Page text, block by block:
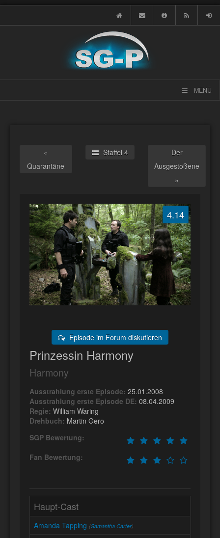
MENÜ
«
Quarantäne
Staffel 4
Der
Ausgestoßene
»
4.14
Episode im Forum diskutieren
Prinzessin Harmony
Harmony
Ausstrahlung erste Episode: 25.01.2008
Ausstrahlung erste Episode DE: 08.04.2009
Regie: William Waring
Drehbuch: Martin Gero
SGP Bewertung:
Fan Bewertung:
Haupt-Cast
Amanda Tapping (Samantha Carter)